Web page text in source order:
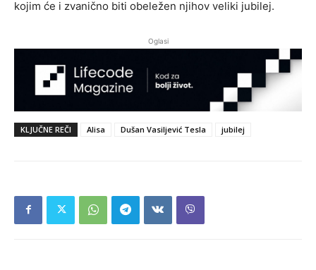
kojim će i zvanično biti obeležen njihov veliki jubilej.
Oglasi
KLJUČNE REČI Alisa Dušan Vasiljević Tesla jubilej